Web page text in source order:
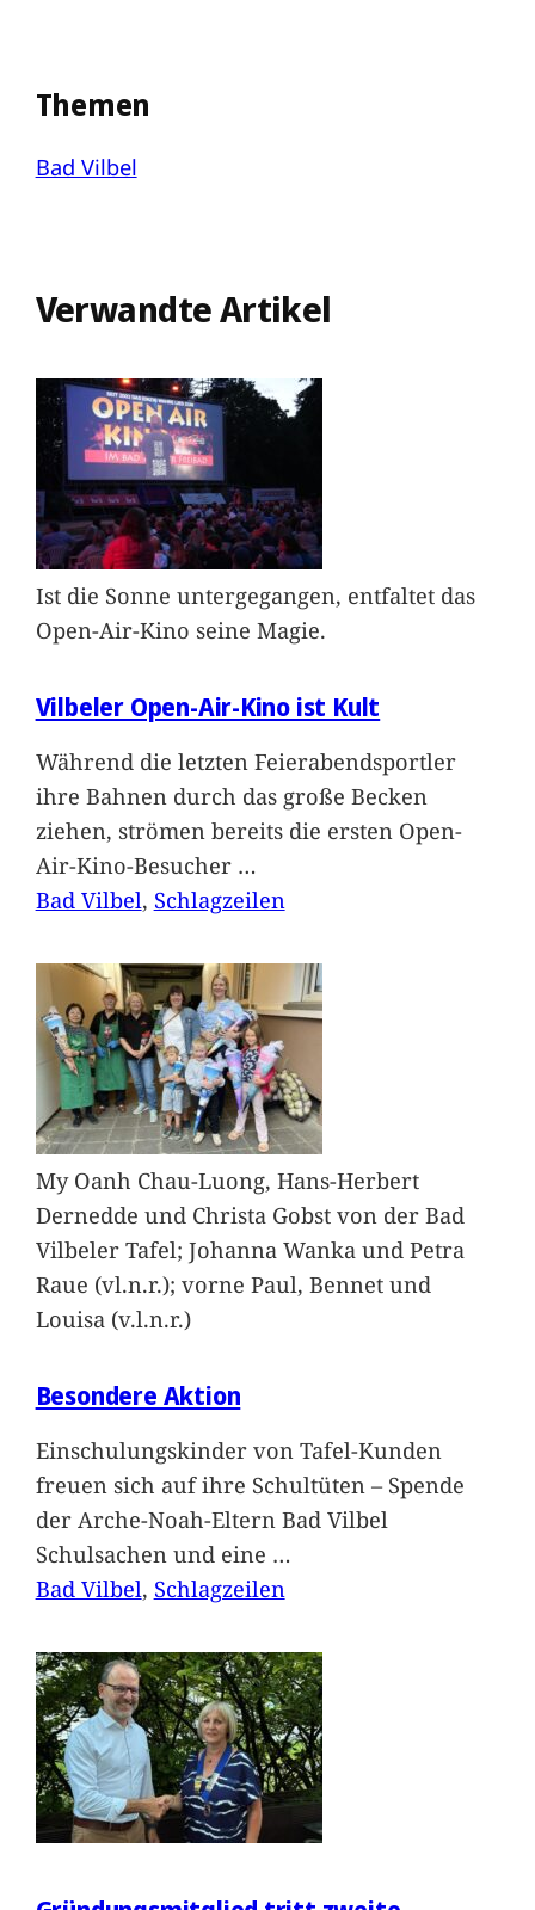
Themen
Bad Vilbel
Verwandte Artikel
Ist die Sonne untergegangen, entfaltet das
Open-Air-Kino seine Magie.
Vilbeler Open-Air-Kino ist Kult
Während die letzten Feierabendsportler
ihre Bahnen durch das große Becken
ziehen, strömen bereits die ersten Open-
Air-Kino-Besucher …
Bad Vilbel, Schlagzeilen
My Oanh Chau-Luong, Hans-Herbert
Dernedde und Christa Gobst von der Bad
Vilbeler Tafel; Johanna Wanka und Petra
Raue (vl.n.r.); vorne Paul, Bennet und
Louisa (v.l.n.r.)
Besondere Aktion
Einschulungskinder von Tafel-Kunden
freuen sich auf ihre Schultüten – Spende
der Arche-Noah-Eltern Bad Vilbel
Schulsachen und eine …
Bad Vilbel, Schlagzeilen